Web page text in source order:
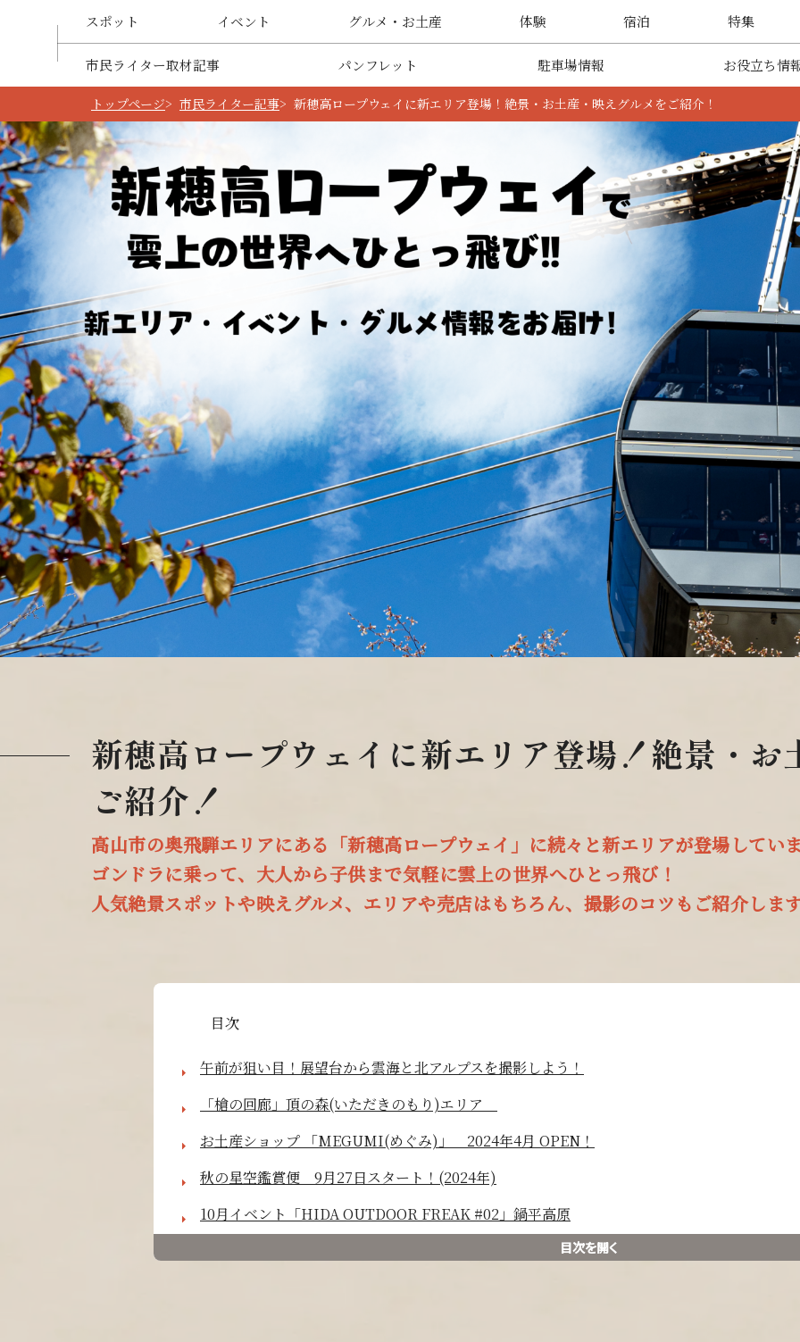
スポット イベント グルメ・お土産 体験 宿泊 特集
市民ライター取材記事 パンフレット 駐車場情報 お役立ち情
トップページ 市民ライター記事 新穂高ロープウェイに新エリア登場！絶景・お土産・映えグルメをご紹介！
新穂高ロープウェイに新エリア登場！絶景・お
ご紹介！
高山市の奥飛騨エリアにある「新穂高ロープウェイ」に続々と新エリアが登場してい
ゴンドラに乗って、大人から子供まで気軽に雲上の世界へひとっ飛び！
人気絶景スポットや映えグルメ、エリアや売店はもちろん、撮影のコツもご紹介しま
目次
午前が狙い目！展望台から雲海と北アルプスを撮影しよう！
「槍の回廊」頂の森(いただきのもり)エリア
お土産ショップ 「MEGUMI(めぐみ)」 2024年4月 OPEN！
秋の星空鑑賞便 9月27日スタート！(2024年)
10月イベント「HIDA OUTDOOR FREAK #02」鍋平高原
目次を開く